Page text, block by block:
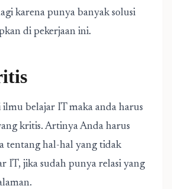
karena punya banyak solusi
di pekerjaan ini.
ilmu belajar IT maka anda harus
kritis. Artinya Anda harus
tentang hal-hal yang tidak
IT, jika sudah punya relasi yang